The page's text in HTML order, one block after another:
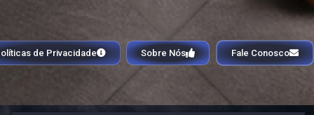
de Privacidade Sobre Nós Fale Conosco